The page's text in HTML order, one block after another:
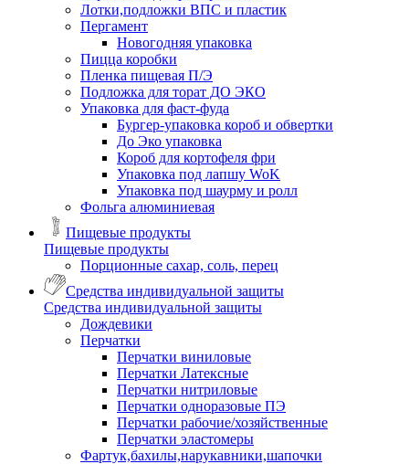
Лотки,подложки ВПС и пластик
Пергамент
Новогодняя упаковка
Пицца коробки
Пленка пищевая П/Э
Подложка для торат ДО ЭКО
Упаковка для фаст-фуда
Бургер-упаковка короб и обвертки
До Эко упаковка
Короб для кортофеля фри
Упаковка под лапшу WoK
Упаковка под шаурму и ролл
Фольга алюминиевая
Пищевые продукты
Пищевые продукты
Порционные сахар, соль, перец
Средства индивидуальной защиты
Средства индивидуальной защиты
Дождевики
Перчатки
Перчатки виниловые
Перчатки Латексные
Перчатки нитриловые
Перчатки одноразовые ПЭ
Перчатки рабочие/хозяйственные
Перчатки эластомеры
Фартук,бахилы,нарукавники,шапочки